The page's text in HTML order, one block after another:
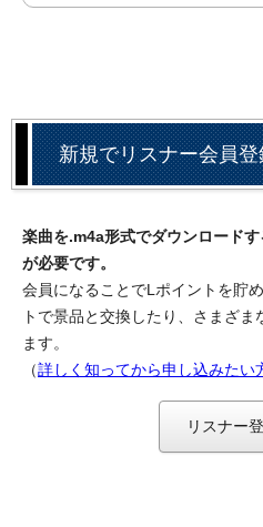
新規でリスナー会員
楽曲を.m4a形式でダウンロード
が必要です。
会員になることでLポイントを貯
トで景品と交換したり、さまざ
ます。
（詳しく知ってから申し込みた
リスナー